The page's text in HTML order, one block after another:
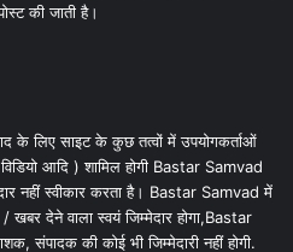
की जाती है।
के लिए साइट के कुछ तत्वों में उपयोगकर्ताओं
विडियो आदि ) शामिल होगी Bastar Samvad
नहीं स्वीकार करता है। Bastar Samvad में
खबर देने वाला स्वयं जिम्मेदार होगा,Bastar
संपादक की कोई भी जिम्मेदारी नहीं होगी.